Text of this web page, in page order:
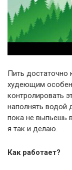
Пить достаточно
худеющим
контролировать
наполнять водой
пока не выпьешь
я так и делаю.
Как работает?